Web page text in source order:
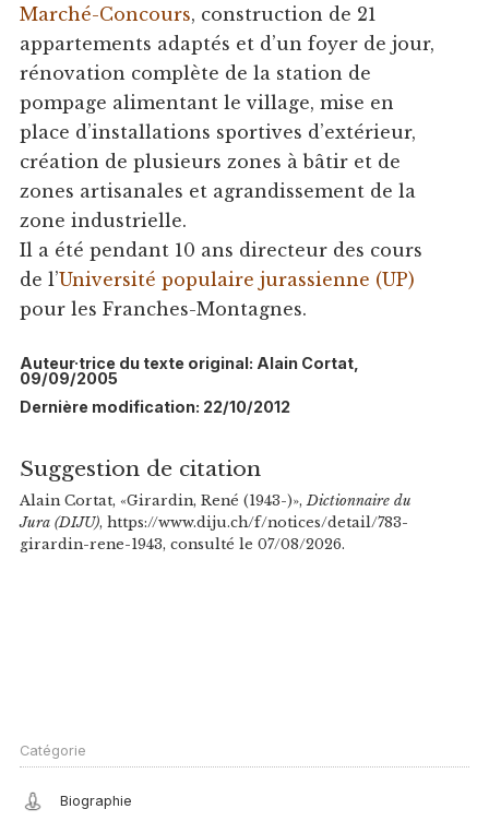
Marché-Concours, construction de 21
appartements adaptés et d’un foyer de jour,
rénovation complète de la station de
pompage alimentant le village, mise en
place d’installations sportives d’extérieur,
création de plusieurs zones à bâtir et de
zones artisanales et agrandissement de la
zone industrielle.
Il a été pendant 10 ans directeur des cours
de l’Université populaire jurassienne (UP)
pour les Franches-Montagnes.
Auteur·trice du texte original: Alain Cortat,
09/09/2005
Dernière modification: 22/10/2012
Suggestion de citation
Alain Cortat, «Girardin, René (1943-)», Dictionnaire du
Jura (DIJU), https://www.diju.ch/f/notices/detail/783-
girardin-rene-1943, consulté le 07/08/2026.
Catégorie
Biographie